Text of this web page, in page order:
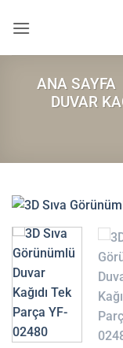
atla
ANA SAYFA
DUVAR